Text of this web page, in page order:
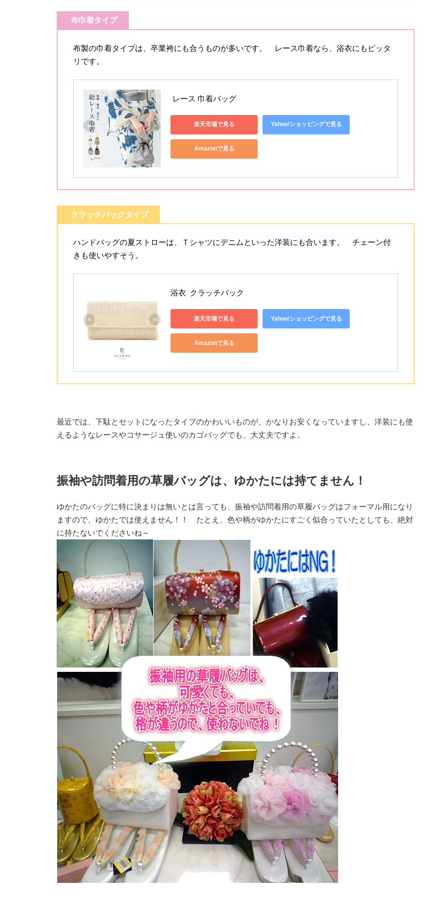
布巾着タイプ
布製の巾着タイプは、卒業袴にも合うものが多いです。 レース巾着なら、浴衣にもピッタ
リです。
レース 巾着バッグ
楽天市場で見る Yahoo!ショッピングで見る
Amazonで見る
クラッチバッグタイプ
ハンドバッグの夏ストローは、Ｔシャツにデニムといった洋装にも合います。 チェーン付
きも使いやすそう。
浴衣  クラッチバック
楽天市場で見る Yahoo!ショッピングで見る
Amazonで見る
最近では、下駄とセットになったタイプのかわいいものが、かなりお安くなっていますし、洋装にも使
えるようなレースやコサージュ使いのカゴバッグでも、大丈夫ですよ。
振袖や訪問着用の草履バッグは、ゆかたには持てません！
ゆかたのバッグに特に決まりは無いとは言っても、振袖や訪問着用の草履バッグはフォーマル用になり
ますので、ゆかたでは使えません！！ たとえ、色や柄がゆかたにすごく似合っていたとしても、絶対
に持たないでくださいね～